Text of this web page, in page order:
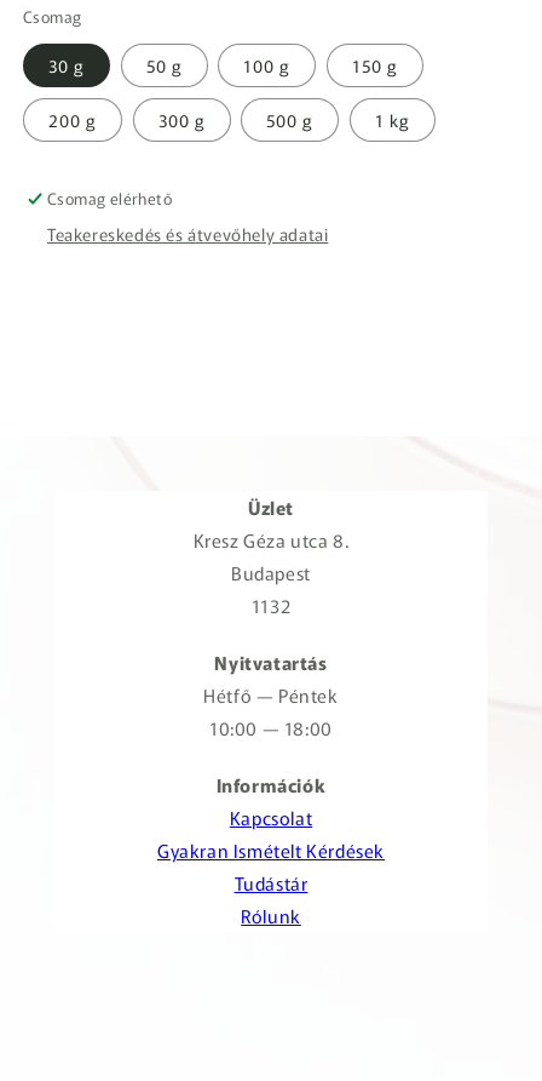
Csomag
30 g 50 g 100 g 150 g
200 g 300 g 500 g 1 kg
Csomag elérhető
Teakereskedés és átvevőhely adatai
Üzlet
Kresz Géza utca 8.
Budapest
1132
Nyitvatartás
Hétfő — Péntek
10:00 — 18:00
Információk
Kapcsolat
Gyakran Ismételt Kérdések
Tudástár
Rólunk